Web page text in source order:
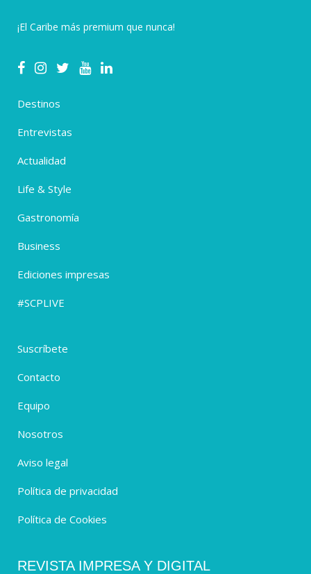
¡El Caribe más premium que nunca!
Destinos
Entrevistas
Actualidad
Life & Style
Gastronomía
Business
Ediciones impresas
#SCPLIVE
Suscríbete
Contacto
Equipo
Nosotros
Aviso legal
Política de privacidad
Política de Cookies
REVISTA IMPRESA Y DIGITAL